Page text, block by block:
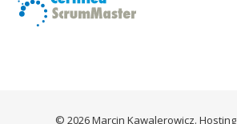
© 2026 Marcin Kawalerowicz. Hosting